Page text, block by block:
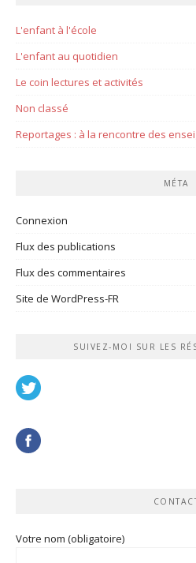
L'enfant à l'école
L'enfant au quotidien
Le coin lectures et activités
Non classé
Reportages : à la rencontre des
MÉTA
Connexion
Flux des publications
Flux des commentaires
Site de WordPress-FR
SUIVEZ-MOI SUR LES
Votre nom (obligatoire)